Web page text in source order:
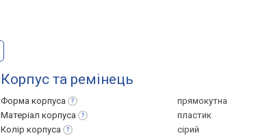
Корпус та ремінець
Форма корпуса
прямокутна
Матеріал корпуса
пластик
Колір корпуса
сірий